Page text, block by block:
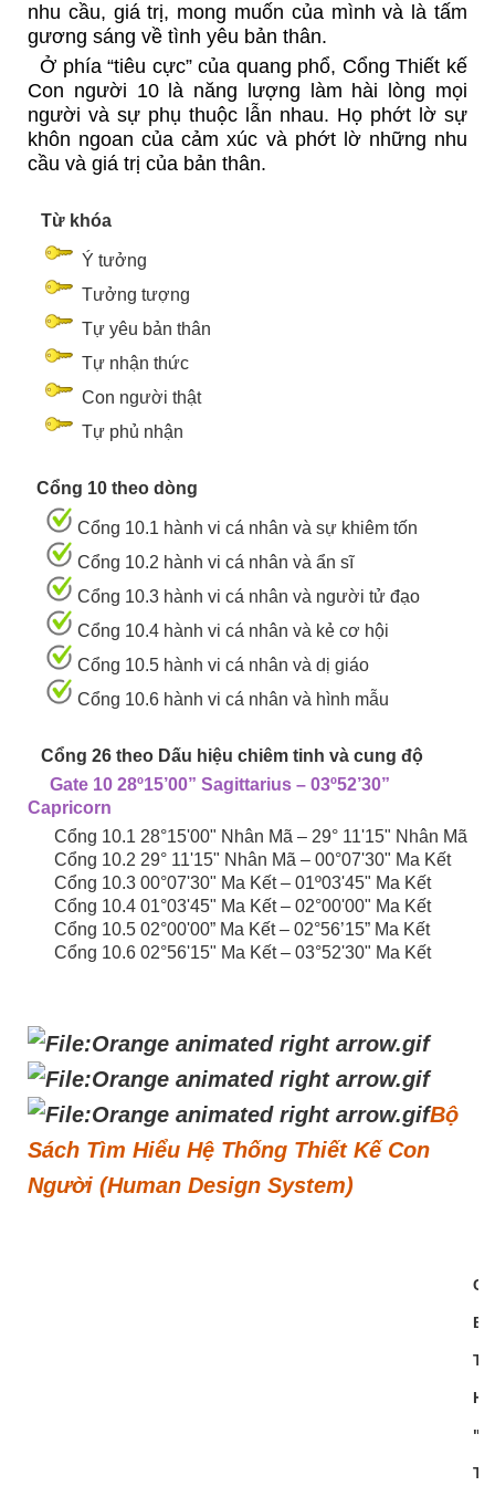
nhu cầu, giá trị, mong muốn của mình và là tấm
gương sáng về tình yêu bản thân.
Ở phía “tiêu cực” của quang phổ, Cổng Thiết kế
Con người 10 là năng lượng làm hài lòng mọi
người và sự phụ thuộc lẫn nhau. Họ phớt lờ sự
khôn ngoan của cảm xúc và phớt lờ những nhu
cầu và giá trị của bản thân.
Từ khóa
Ý tưởng
Tưởng tượng
Tự yêu bản thân
Tự nhận thức
Con người thật
Tự phủ nhận
Cổng 10 theo dòng
Cổng 10.1 hành vi cá nhân và sự khiêm tốn
Cổng 10.2 hành vi cá nhân và ẩn sĩ
Cổng 10.3 hành vi cá nhân và người tử đạo
Cổng 10.4 hành vi cá nhân và kẻ cơ hội
Cổng 10.5 hành vi cá nhân và dị giáo
Cổng 10.6 hành vi cá nhân và hình mẫu
Cổng 26 theo Dấu hiệu chiêm tinh và cung độ
Gate 10 28º15’00” Sagittarius – 03º52’30”
Capricorn
Cổng 10.1 28°15'00" Nhân Mã – 29° 11'15" Nhân Mã
Cổng 10.2 29° 11'15" Nhân Mã – 00°07'30" Ma Kết
Cổng 10.3 00°07'30" Ma Kết – 01º03'45" Ma Kết
Cổng 10.4 01°03'45" Ma Kết – 02°00'00" Ma Kết
Cổng 10.5 02°00'00” Ma Kết – 02°56’15” Ma Kết
Cổng 10.6 02°56'15" Ma Kết – 03°52'30" Ma Kết
Bộ
Sách Tìm Hiểu Hệ Thống Thiết Kế Con
Người (Human Design System)